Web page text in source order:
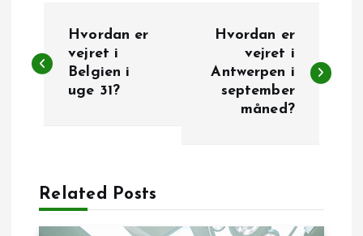
n
æ
g
Hvordan er
vejret i
Belgien i
uge 31?
Hvordan er
vejret i
Antwerpen i
september
måned?
Related Posts